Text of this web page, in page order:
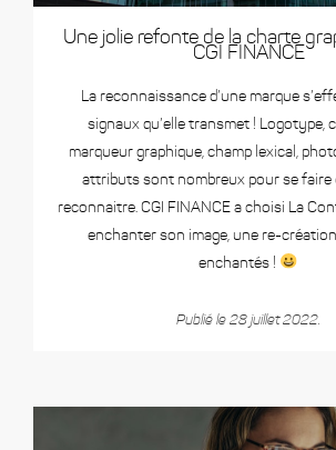
Une jolie refonte de la charte
CGI FINANCE
La reconnaissance d’une marque
signaux qu’elle transmet ! Logotype,
marqueur graphique, champ lexical,
attributs sont nombreux pour se
reconnaitre. CGI FINANCE a choisi La
enchanter son image, une re-
enchantés !
Publié le 28 juillet 2022.